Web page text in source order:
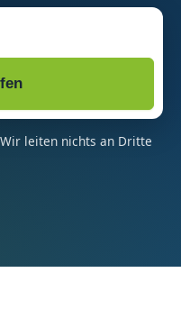
leiten nichts an Dritte